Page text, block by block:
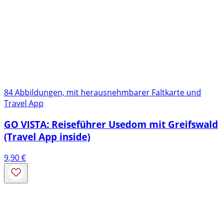
84 Abbildungen, mit herausnehmbarer Faltkarte und
Travel App
GO VISTA: Reiseführer Usedom mit Greifswald
(Travel App inside)
9,90€